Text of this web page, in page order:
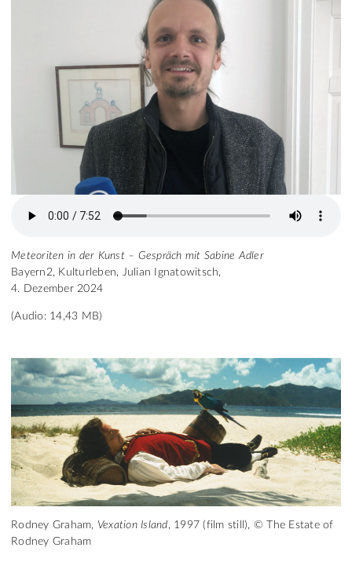
Meteoriten in der Kunst – Gespräch mit Sabine Adler
Bayern2, Kulturleben, Julian Ignatowitsch,
4. Dezember 2024
(Audio: 14,43 MB)
Rodney Graham, Vexation Island, 1997 (film still), © The Estate of
Rodney Graham